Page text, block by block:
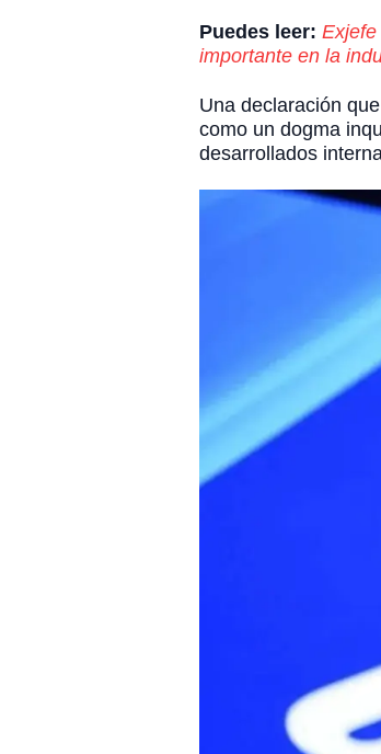
Puedes leer: Exjefe
importante en la
Una declaración
como un dogma
desarrollados